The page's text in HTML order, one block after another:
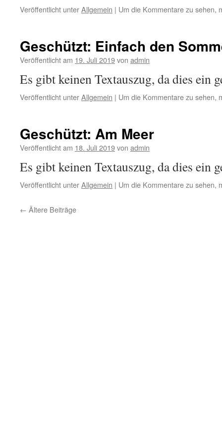
Veröffentlicht unterAllgemein | Um die Kommentare zu sehen,
Geschützt: Einfach den
Veröffentlicht am 19. Juli 2019von admin
Es gibt keinen Textauszug, da dies ein
Veröffentlicht unterAllgemein | Um die Kommentare zu sehen,
Geschützt: Am Meer
Veröffentlicht am 18. Juli 2019von admin
Es gibt keinen Textauszug, da dies ein
Veröffentlicht unterAllgemein | Um die Kommentare zu sehen,
← Ältere Beiträge